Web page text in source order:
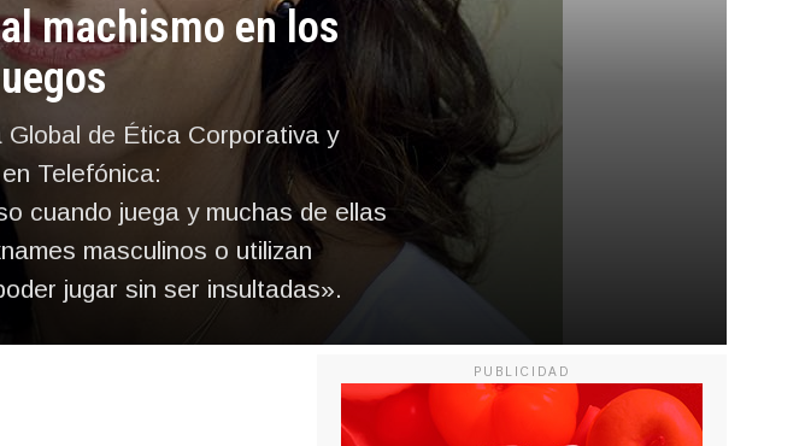
machismo en los
de Ética Corporativa y
Telefónica:
cuando juega y muchas de ellas
masculinos o utilizan
jugar sin ser insultadas».
PUBLICIDAD